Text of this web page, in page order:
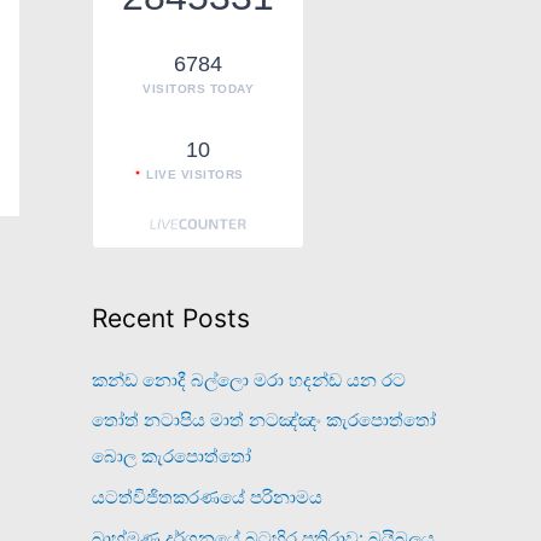
6784
VISITORS TODAY
10
LIVE VISITORS
Recent Posts
කන්ඩ නොදී බල්ලො මරා හදන්ඩ යන රට
තෝත් නටාපිය මාත් නටඤ්ඤං කැරපොත්තෝ
බොල කැරපොත්තෝ
යටත්විජිතකරණයේ පරිනාමය